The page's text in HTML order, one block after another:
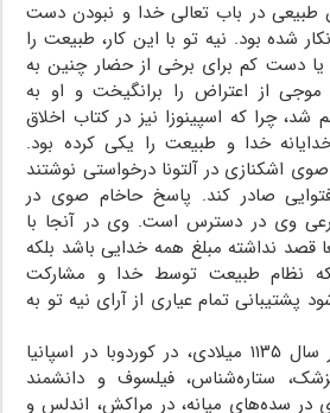
طبیعی در باب تعالی خدا و نبودن دست
شده بود. نیه تو با این کار، طبیعت را
دست کم برای برخی از حضار چنین به
از اعتراض را برانگیخت و او به
شد، چرا که اسپینوزا نیز در کتاب اخلاق
خدا و طبیعت را یکی کرده بود.
اشکنازی در آلتونا درخواستى نوشتند
صادر کند. پاسخ حاخام صوى در
وى در دسترس است. وى در آنجا با
قصد نداشته مبلغ همه خدایى باشد بلکه
نظام طبیعت توسط خدا و مشارکت
پشتیبانى تمام عیارى از آراى نیه تو به
۹- موسی بن میمون در سال ۱۱۳۵ میلادی، در کوردوبا در اسپانیا
ستاره‌شناس، فیلسوف و دانشمند
در سده‌های میانه، در مراکش، اندلس و